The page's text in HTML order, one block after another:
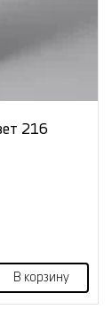
216
В корзину